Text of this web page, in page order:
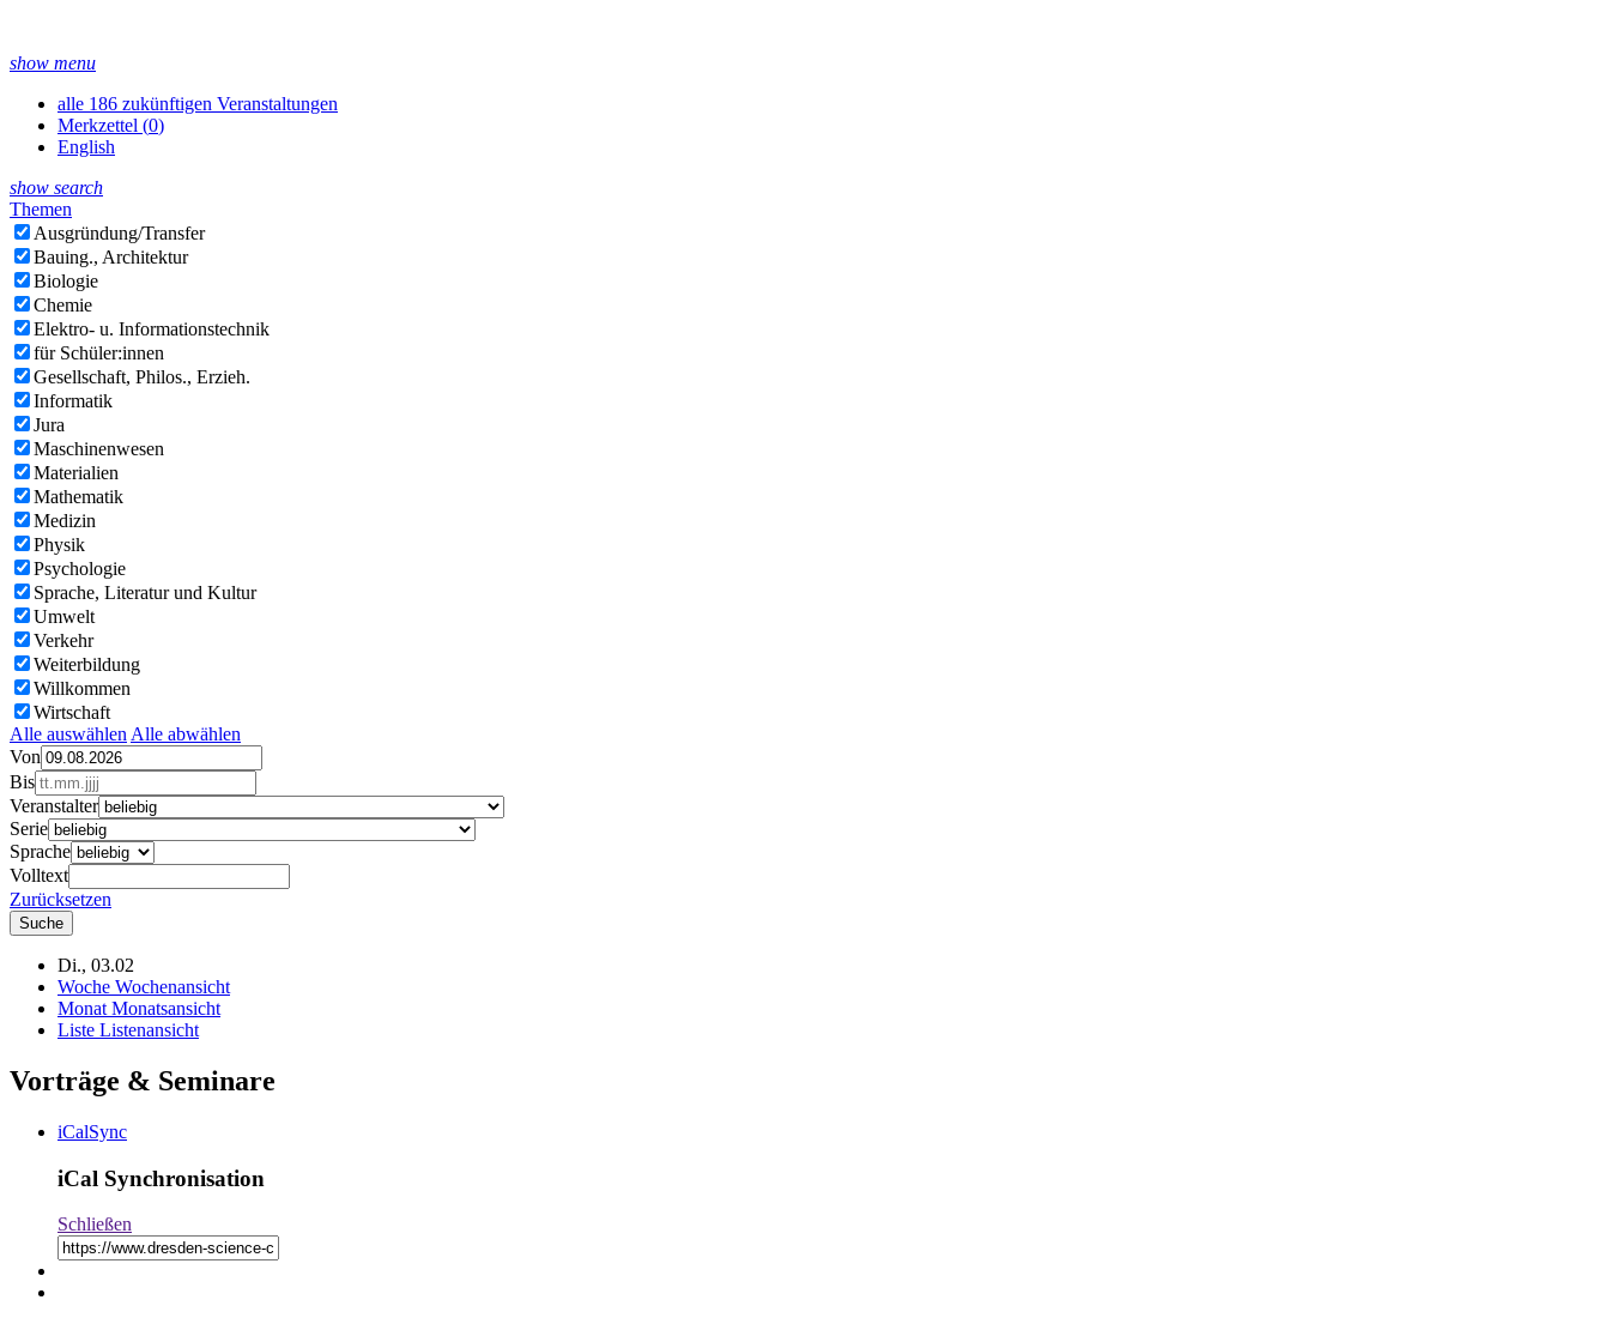
show menu
alle 186 zukünftigen Veranstaltungen
Merkzettel (0)
English
show search
Themen
Ausgründung/Transfer
Bauing., Architektur
Biologie
Chemie
Elektro- u. Informationstechnik
für Schüler:innen
Gesellschaft, Philos., Erzieh.
Informatik
Jura
Maschinenwesen
Materialien
Mathematik
Medizin
Physik
Psychologie
Sprache, Literatur und Kultur
Umwelt
Verkehr
Weiterbildung
Willkommen
Wirtschaft
Alle auswählen Alle abwählen
Von
Bis
Veranstalter
Serie
Sprache
Volltext
Zurücksetzen
Di., 03.02
Woche Wochenansicht
Monat Monatsansicht
Liste Listenansicht
Vorträge & Seminare
iCalSync
iCal Synchronisation
Schließen